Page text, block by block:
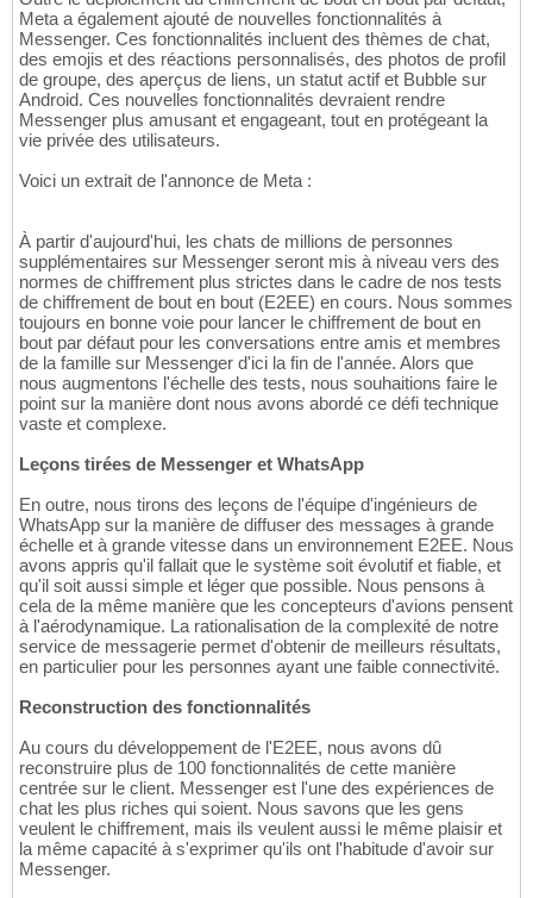
Meta a également ajouté de nouvelles fonctionnalités à
Messenger. Ces fonctionnalités incluent des thèmes de chat,
des emojis et des réactions personnalisés, des photos de profil
de groupe, des aperçus de liens, un statut actif et Bubble sur
Android. Ces nouvelles fonctionnalités devraient rendre
Messenger plus amusant et engageant, tout en protégeant la
vie privée des utilisateurs.
Voici un extrait de l'annonce de Meta :
À partir d'aujourd'hui, les chats de millions de personnes
supplémentaires sur Messenger seront mis à niveau vers des
normes de chiffrement plus strictes dans le cadre de nos tests
de chiffrement de bout en bout (E2EE) en cours. Nous sommes
toujours en bonne voie pour lancer le chiffrement de bout en
bout par défaut pour les conversations entre amis et membres
de la famille sur Messenger d'ici la fin de l'année. Alors que
nous augmentons l'échelle des tests, nous souhaitions faire le
point sur la manière dont nous avons abordé ce défi technique
vaste et complexe.
Leçons tirées de Messenger et WhatsApp
En outre, nous tirons des leçons de l'équipe d'ingénieurs de
WhatsApp sur la manière de diffuser des messages à grande
échelle et à grande vitesse dans un environnement E2EE. Nous
avons appris qu'il fallait que le système soit évolutif et fiable, et
qu'il soit aussi simple et léger que possible. Nous pensons à
cela de la même manière que les concepteurs d'avions pensent
à l'aérodynamique. La rationalisation de la complexité de notre
service de messagerie permet d'obtenir de meilleurs résultats,
en particulier pour les personnes ayant une faible connectivité.
Reconstruction des fonctionnalités
Au cours du développement de l'E2EE, nous avons dû
reconstruire plus de 100 fonctionnalités de cette manière
centrée sur le client. Messenger est l'une des expériences de
chat les plus riches qui soient. Nous savons que les gens
veulent le chiffrement, mais ils veulent aussi le même plaisir et
la même capacité à s'exprimer qu'ils ont l'habitude d'avoir sur
Messenger.